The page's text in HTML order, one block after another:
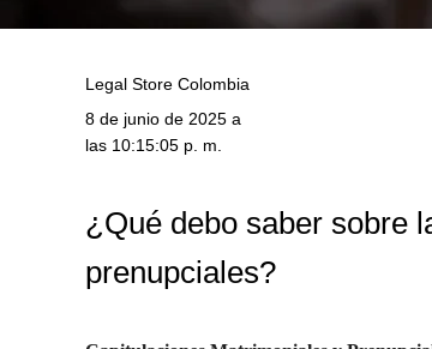
Legal Store Colombia
8 de junio de 2025 a
las 10:15:05 p. m.
¿Qué debo saber sobre
prenupciales?